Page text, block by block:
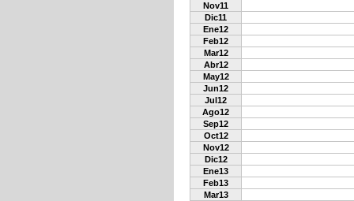
Nov11
Dic11
Ene12
Feb12
Mar12
Abr12
May12
Jun12
Jul12
Ago12
Sep12
Oct12
Nov12
Dic12
Ene13
Feb13
Mar13